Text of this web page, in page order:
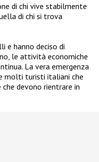
di chi vive stabilmente
di chi si trova
e hanno deciso di
le attività economiche
La vera emergenza
molti turisti italiani che
devono rientrare in